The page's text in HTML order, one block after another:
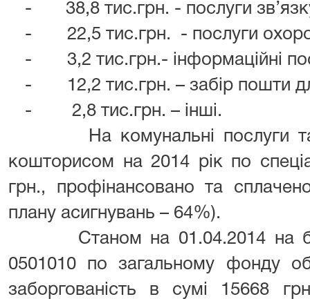
- 38,8 тис.грн. - послуги
-
22,5 тис.грн. - послуги
-
3,2 тис.грн.- інформаційні
-
12,2 тис.грн. – забір пошти
-
2,8 тис.грн. – інші.
На комунальні послуги
кошторисом на 2014 рік по
грн., профінансовано та
плану асигнувань – 64%).
Станом на 01.04.2014 на
0501010 по загальному фонду
заборгованість в сумі 15668